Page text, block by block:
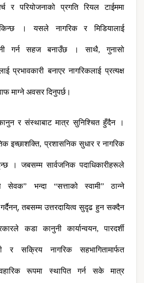
र परियोजनाको प्रगति रियल टाईममा
। यसले नागरिक र मिडियालाई
गर्न सहज बनाउँछ । साथै, गुनासो
प्रभावकारी बनाएर नागरिकलाई प्रत्यक्ष
माग्ने अवसर दिनुपर्छ।
र संस्थाबाट मात्र सुनिश्चित हुँदैन ।
इच्छाशक्ति, प्रशासनिक सुधार र नागरिक
। जबसम्म सार्वजनिक पदाधिकारीहरूले
भन्दा “सत्ताको स्वामी” ठान्ने
गर्दैनन्, तबसम्म उत्तरदायित्व सुदृढ हुन सक्दैन
कडा कानुनी कार्यान्वयन, पारदर्शी
र सक्रिय नागरिक सहभागितामार्फत
रूपमा स्थापित गर्न सके मात्र